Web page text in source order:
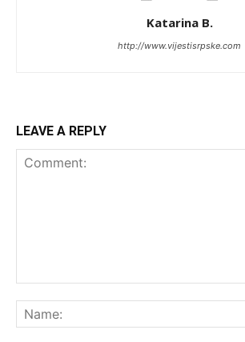
Katarina B.
http://www.vijestisrpske.com
LEAVE A REPLY